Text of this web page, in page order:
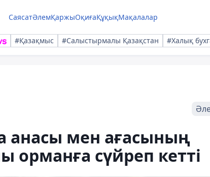
СаясатӘлемҚаржыОқиғаҚұқықМақалалар
#Қазақмыс #Салыстырмалы Қазақстан #Халық
анасы мен ағасының
орманға сүйреп кетті